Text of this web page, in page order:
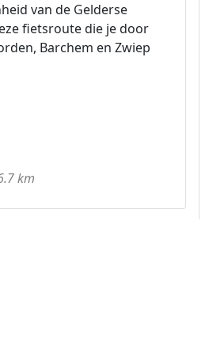
van de Gelderse
fietsroute die je door
Barchem en Zwiep
km